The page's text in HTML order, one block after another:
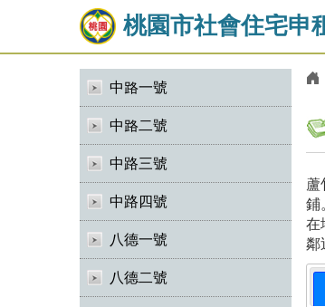
桃園市社會住宅申
中路一號
中路二號
中路三號
中路四號
八德一號
八德二號
蘆
鋪
在
鄰